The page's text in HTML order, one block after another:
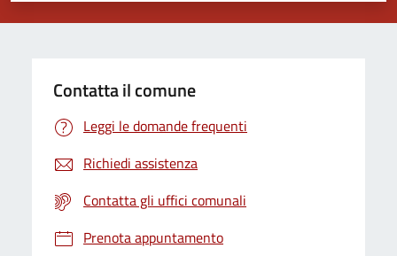
Contatta il comune
Leggi le domande frequenti
Richiedi assistenza
Contatta gli uffici comunali
Prenota appuntamento